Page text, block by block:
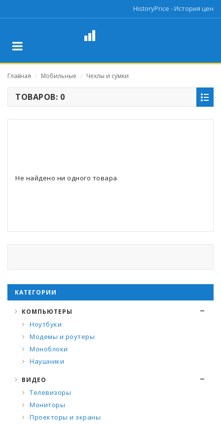
HistoryPrice - История цен
Главная / Мобильные / Чехлы и сумки
ТОВАРОВ: 0
Не найдено ни одного товара
КАТЕГОРИИ
КОМПЬЮТЕРЫ
Ноутбуки
Модемы и роутеры
Моноблоки
Наушники
ВИДЕО
Телевизоры
Мониторы
Проекторы и экраны